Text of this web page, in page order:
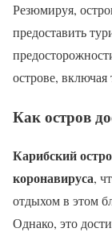
Резюмируя,
предоставить
острове, включая
Как остров
Карибский
коронавируса,
отдыхом в этом
Однако, это